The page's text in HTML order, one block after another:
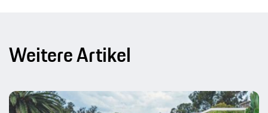
Weitere Artikel